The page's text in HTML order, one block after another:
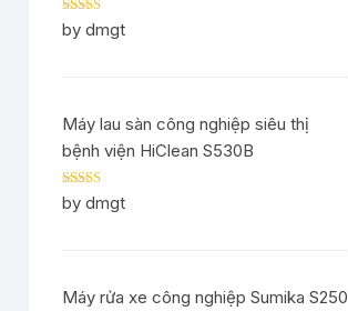
Rated5out
of 5
by dmgt
Máy lau sàn công nghiệp siêu thị
bệnh viện HiClean S530B
Rated5out
of 5
by dmgt
Máy rửa xe công nghiệp Sumika S250